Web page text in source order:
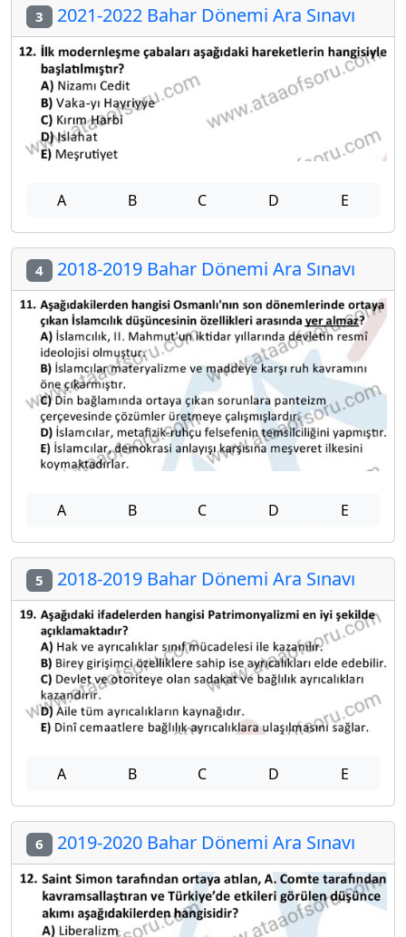
3 2021-2022 Bahar Dönemi Ara Sınavı
A B C D E
4 2018-2019 Bahar Dönemi Ara Sınavı
A B C D E
5 2018-2019 Bahar Dönemi Ara Sınavı
A B C D E
6 2019-2020 Bahar Dönemi Ara Sınavı